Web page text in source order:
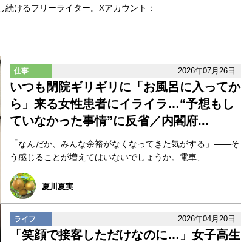
けるフリーライター。Xアカウント：
仕事 2026年07月26日
いつも閉院ギリギリに「お風呂に入ってか
ら」来る女性患者にイライラ…“予想もし
ていなかった事情”に反省／内閣府...
「なんだか、みんな余裕がなくなってきた気がする」――そ
う感じることが増えてはいないでしょうか。電車、...
夏川夏実
ライフ 2026年04月20日
「笑顔で接客しただけなのに…」女子高生